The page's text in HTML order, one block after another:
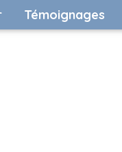
Témoignages